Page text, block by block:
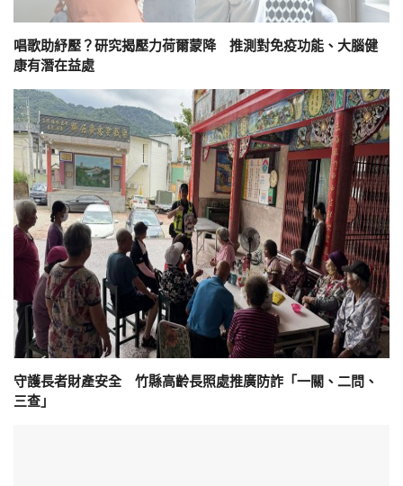
唱歌助紓壓？研究揭壓力荷爾蒙降 推測對免疫功能、大腦健
康有潛在益處
守護長者財產安全 竹縣高齡長照處推廣防詐「一關、二問、
三查」